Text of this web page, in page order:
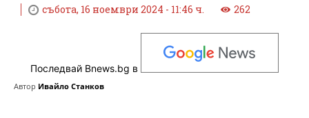
събота, 16 ноември 2024 - 11:46 ч. 262
Последвай Bnews.bg в
Автор Ивайло Станков